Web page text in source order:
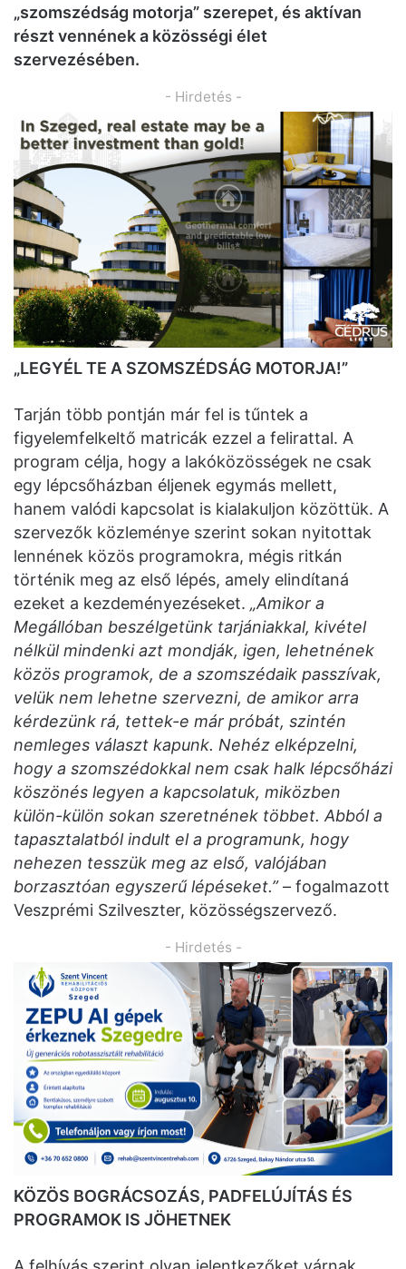
„szomszédság motorja” szerepet, és aktívan
részt vennének a közösségi élet
szervezésében.
- Hirdetés -
„LEGYÉL TE A SZOMSZÉDSÁG MOTORJA!”
Tarján több pontján már fel is tűntek a
figyelemfelkeltő matricák ezzel a felirattal. A
program célja, hogy a lakóközösségek ne csak
egy lépcsőházban éljenek egymás mellett,
hanem valódi kapcsolat is kialakuljon közöttük. A
szervezők közleménye szerint sokan nyitottak
lennének közös programokra, mégis ritkán
történik meg az első lépés, amely elindítaná
ezeket a kezdeményezéseket. „Amikor a
Megállóban beszélgetünk tarjániakkal, kivétel
nélkül mindenki azt mondják, igen, lehetnének
közös programok, de a szomszédaik passzívak,
velük nem lehetne szervezni, de amikor arra
kérdezünk rá, tettek-e már próbát, szintén
nemleges választ kapunk. Nehéz elképzelni,
hogy a szomszédokkal nem csak halk lépcsőházi
köszönés legyen a kapcsolatuk, miközben
külön-külön sokan szeretnének többet. Abból a
tapasztalatból indult el a programunk, hogy
nehezen tesszük meg az első, valójában
borzasztóan egyszerű lépéseket.”– fogalmazott
Veszprémi Szilveszter, közösségszervező.
- Hirdetés -
KÖZÖS BOGRÁCSOZÁS, PADFELÚJÍTÁS ÉS
PROGRAMOK IS JÖHETNEK